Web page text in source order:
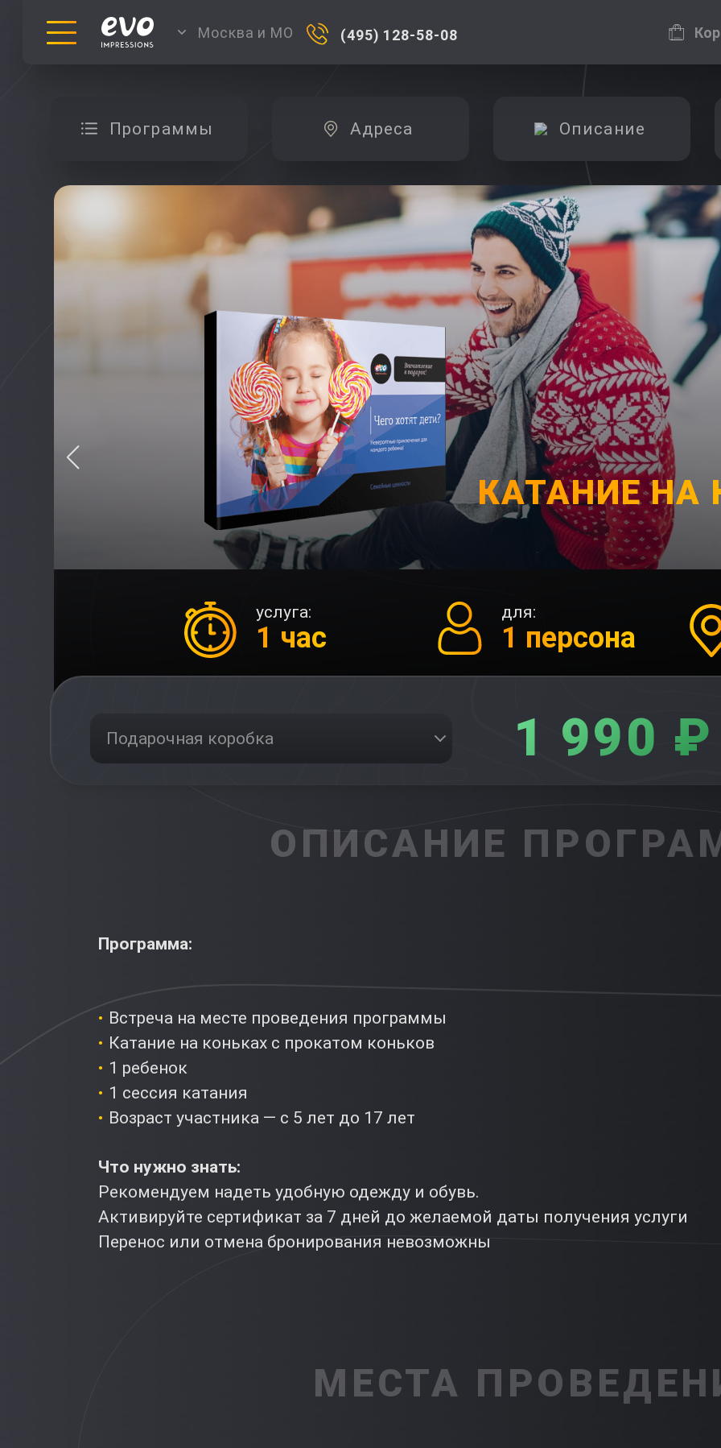
Москва и МО (495) 128-58-08
Программы Адреса Описание
КАТАНИЕ НА
услуга:
1 час
для:
1 персона
Подарочная коробка 1 990 ₽
ОПИСАНИЕ
Программа:
Встреча на месте проведения программы
Катание на коньках с прокатом коньков
1 ребенок
1 сессия катания
Возраст участника — с 5 лет до 17 лет
Что нужно знать:
Рекомендуем надеть удобную одежду и обувь.
Активируйте сертификат за 7 дней до желаемой даты получения услуги
Перенос или отмена бронирования невозможны
МЕСТА